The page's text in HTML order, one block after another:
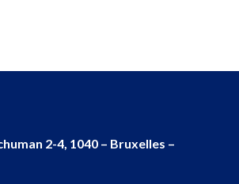
2-4, 1040 – Bruxelles –